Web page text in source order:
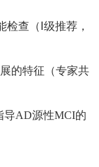
查（Ⅰ级推荐，
的特征（专家共
导AD源性MCI的